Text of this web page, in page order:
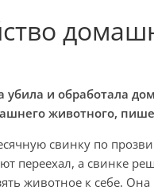
убила и обработала
животного,
свинку по
переехал, а свинке
животное к себе.